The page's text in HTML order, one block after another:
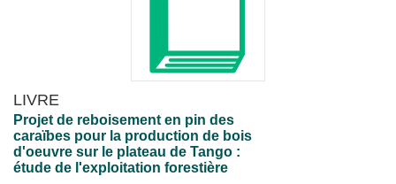
LIVRE
Projet de reboisement en pin des
caraïbes pour la production de bois
d'oeuvre sur le plateau de Tango :
étude de l'exploitation forestière